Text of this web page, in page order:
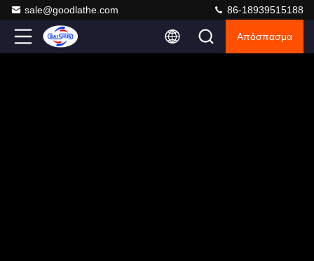
sale@goodlathe.com 86-18939515188
Απόσπασμα